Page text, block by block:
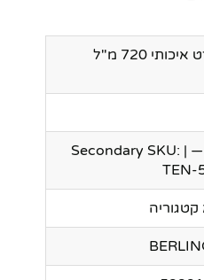
בקבוק ספורט איכותי 720 מ"ל
SKU ראשי: — | Secondary SKU:
TEN-